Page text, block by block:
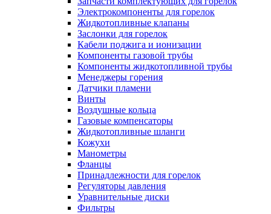
Электрокомпоненты для горелок
Жидкотопливные клапаны
Заслонки для горелок
Кабели поджига и ионизации
Компоненты газовой трубы
Компоненты жидкотопливной трубы
Менеджеры горения
Датчики пламени
Винты
Воздушные кольца
Газовые компенсаторы
Жидкотопливные шланги
Кожухи
Манометры
Фланцы
Принадлежности для горелок
Регуляторы давления
Уравнительные диски
Фильтры